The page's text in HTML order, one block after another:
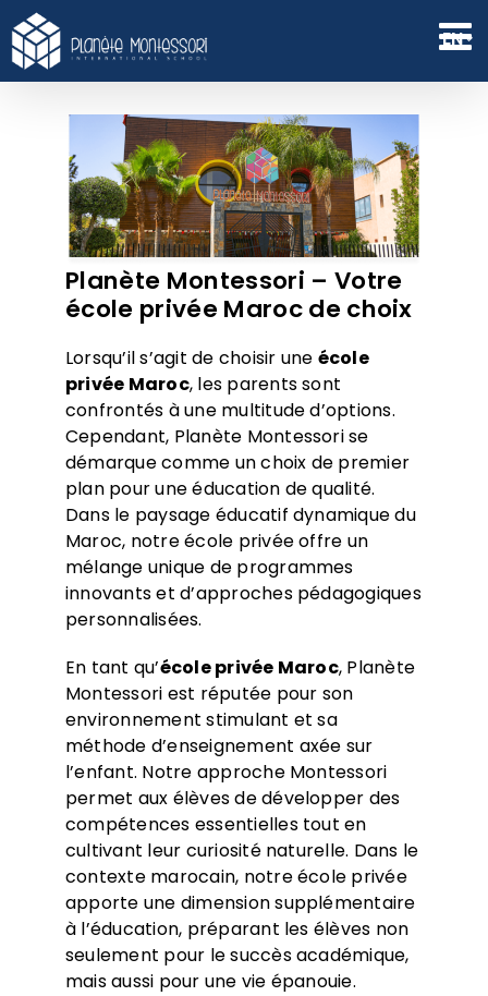
Skip
to
content
EN
Planète Montessori – Votre
école privée Maroc de choix
Lorsqu’il s’agit de choisir une école
privée Maroc, les parents sont
confrontés à une multitude d’options.
Cependant, Planète Montessori se
démarque comme un choix de premier
plan pour une éducation de qualité.
Dans le paysage éducatif dynamique du
Maroc, notre école privée offre un
mélange unique de programmes
innovants et d’approches pédagogiques
personnalisées.
En tant qu’école privée Maroc, Planète
Montessori est réputée pour son
environnement stimulant et sa
méthode d’enseignement axée sur
l’enfant. Notre approche Montessori
permet aux élèves de développer des
compétences essentielles tout en
cultivant leur curiosité naturelle. Dans le
contexte marocain, notre école privée
apporte une dimension supplémentaire
à l’éducation, préparant les élèves non
seulement pour le succès académique,
mais aussi pour une vie épanouie.